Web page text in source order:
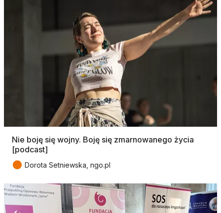
Nie boję się wojny. Boję się zmarnowanego życia
[podcast]
● Dorota Setniewska, ngo.pl